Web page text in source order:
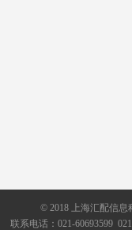
© 2018 上海汇配信息
联系电话：021-60693599